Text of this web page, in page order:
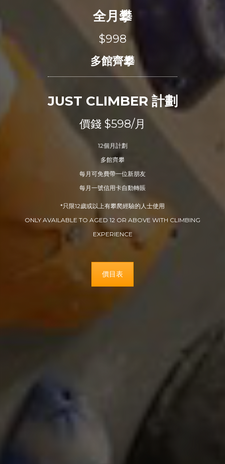
全月攀
$998
多館齊攀
JUST CLIMBER 計劃
價錢 $598/月
12個月計劃
多館齊攀
每月可免費帶一位新朋友
每月一號信用卡自動轉賬
*只限12歲或以上有攀爬經驗的人士使用
ONLY AVAILABLE TO AGED 12 OR ABOVE WITH CLIMBING
EXPERIENCE
價目表